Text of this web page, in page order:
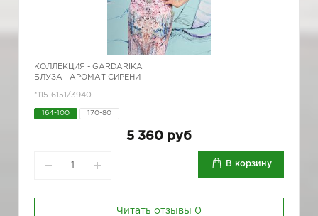
КОЛЛЕКЦИЯ - GARDARIKA
БЛУЗА - АРОМАТ СИРЕНИ
*115-6151/3940
164-100 170-80
5 360 руб
В корзину
Читать отзывы 0